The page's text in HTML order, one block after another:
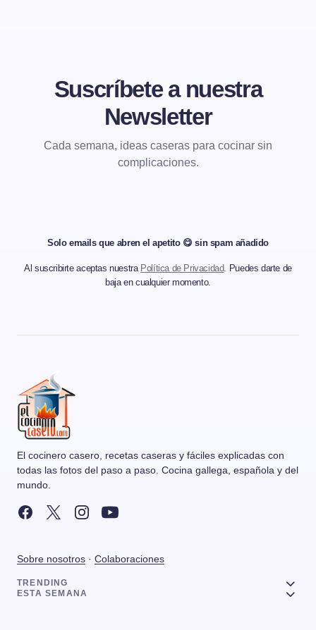
Suscríbete a nuestra
Newsletter
Cada semana, ideas caseras para cocinar sin
complicaciones.
Solo emails que abren el apetito 😋 sin spam añadido
Al suscribirte aceptas nuestra Política de Privacidad. Puedes darte de
baja en cualquier momento.
El cocinero casero, recetas caseras y fáciles explicadas con
todas las fotos del paso a paso. Cocina gallega, española y del
mundo.
Sobre nosotros · Colaboraciones
TRENDING
ESTA SEMANA